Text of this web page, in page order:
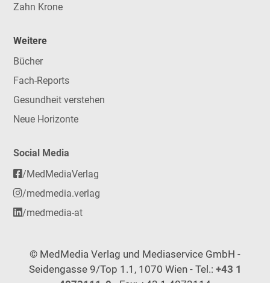
Zahn Krone
Weitere
Bücher
Fach-Reports
Gesundheit verstehen
Neue Horizonte
Social Media
/MedMediaVerlag
/medmedia.verlag
/medmedia-at
© MedMedia Verlag und Mediaservice GmbH -
Seidengasse 9/Top 1.1, 1070 Wien - Tel.: +43 1